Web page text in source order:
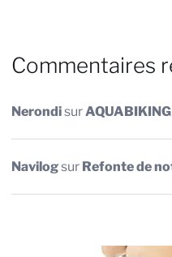
Commentaires
Nerondisur
Navilogsur Refonte de